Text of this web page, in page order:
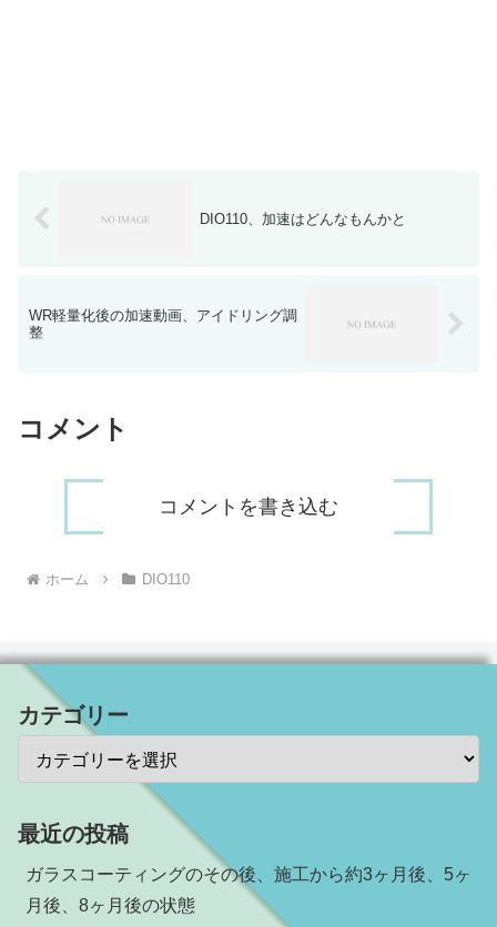
DIO110、加速はどんなもんかと
WR軽量化後の加速動画、アイドリング調
整
コメント
コメントを書き込む
ホーム DIO110
カテゴリー
最近の投稿
ガラスコーティングのその後、施工から約3ヶ月後、5ヶ
月後、8ヶ月後の状態